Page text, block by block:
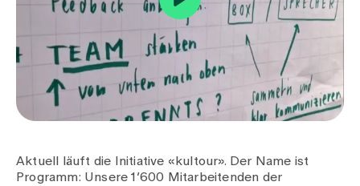
Aktuell läuft die Initiative «kultour». Der Name ist
Programm: Unsere 1’600 Mitarbeitenden der